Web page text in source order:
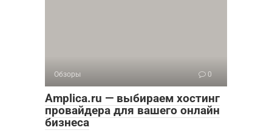
Обзоры 0
Amplica.ru — выбираем хостинг
провайдера для вашего онлайн
бизнеса